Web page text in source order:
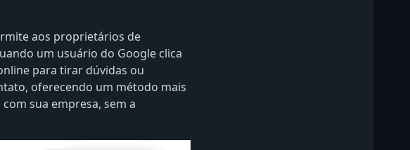
aos proprietários de
um usuário do Google clica
para tirar dúvidas ou
oferecendo um método mais
sua empresa, sem a